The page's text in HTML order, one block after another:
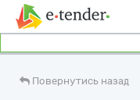
Повернутись назад